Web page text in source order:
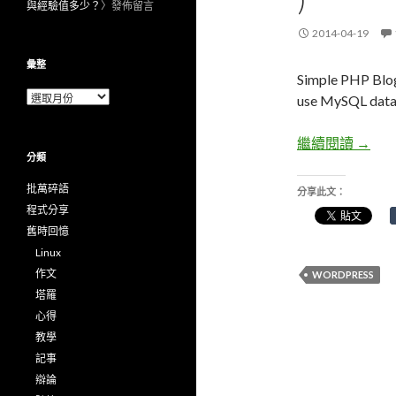
2014-04-19
Simple PHP
use MySQL
繼續閱讀 →
分享此文：
WORDPRESS
與經驗值多少？ 〉發佈留言
彙整
彙
分類
批萬碎語
程式分享
舊時回憶
Linux
作文
塔羅
心得
教學
記事
辯論